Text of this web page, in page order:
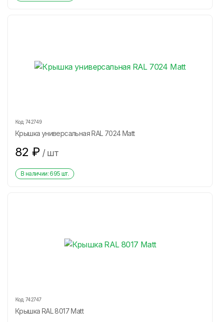
Код: 742749
Крышка универсальная RAL 7024 Matt
82 ₽ / шт
В наличии:695 шт.
Код: 742747
Крышка RAL 8017 Matt